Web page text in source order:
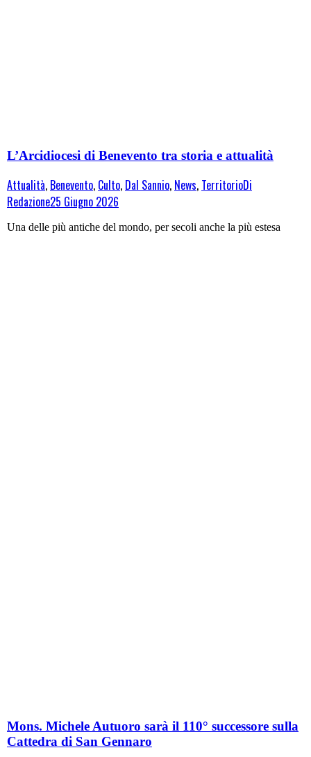
L’Arcidiocesi di Benevento tra storia e attualità
Attualità, Benevento, Culto, Dal Sannio, News, TerritorioDi
Redazione25 Giugno 2026
Una delle più antiche del mondo, per secoli anche la più estesa
Mons. Michele Autuoro sarà il 110° successore sulla
Cattedra di San Gennaro